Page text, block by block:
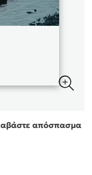
εσύ
απόσπασμα